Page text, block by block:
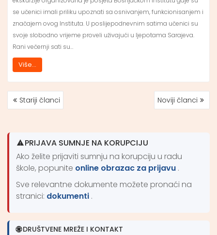
se učenici imali priliku upoznati sa osnivanjem, funkcionisanjem i
značajem ovog Instituta. U poslijepodnevnim satima učenici su
svoje slobodno vrijeme proveli uživajući u ljepotama Sarajeva.
Rani večernji sati su…
Više...
NAVIGACIJA
Stariji članci Noviji članci
PRIJAVA SUMNJE NA KORUPCIJU
Ako želite prijaviti sumnju na korupciju u radu
škole, popunite online obrazac za prijavu .
Sve relevantne dokumente možete pronaći na
stranici: dokumenti .
DRUŠTVENE MREŽE I KONTAKT